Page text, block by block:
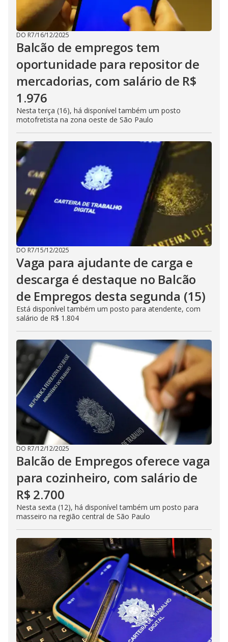
DO R7/16/12/2025
Balcão de empregos tem
oportunidade para repositor de
mercadorias, com salário de R$
1.976
Nesta terça (16), há disponível também um posto
motofretista na zona oeste de São Paulo
DO R7/15/12/2025
Vaga para ajudante de carga e
descarga é destaque no Balcão
de Empregos desta segunda (15)
Está disponível também um posto para atendente, com
salário de R$ 1.804
DO R7/12/12/2025
Balcão de Empregos oferece vaga
para cozinheiro, com salário de
R$ 2.700
Nesta sexta (12), há disponível também um posto para
masseiro na região central de São Paulo